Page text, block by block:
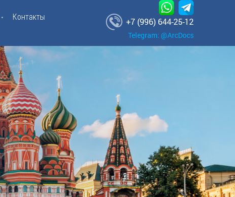
Контакты +7 (996) 644-25-12
Telegram: @ArcDocs